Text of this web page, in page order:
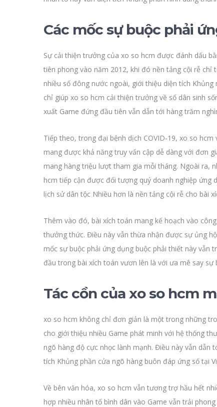
Các mốc sự buộc phải
Sự cải thiện trưởng của xo so hcm được đánh dấu
tiên phong vào năm 2012, khi đó nền tảng cội rễ
nhiều số đông nước ngoài, giới thiệu diện tích
chỉ giúp xo so hcm cải thiện trưởng về số dân sinh
xuất Game đứng đầu tiên vẫn dẫn tới hàng trăm
Tiếp theo, trong đại bệnh dịch COVID-19, xo so
mang được khả năng truy vấn cập dễ dàng với đơn
mang hàng triệu lượt tham gia mỗi tháng. Ngoài ra,
hcm tiếp cận được đối tượng quý doanh nghiệp ứng
lịch sử dân tộc Nhiều hơn là nền tảng cội rễ cho bài
Thêm vào đó, bài xích toán mang kế hoạch vào
thưởng thức. Điều này vẫn thừa nhận được sự ủng
mốc sự buộc phải ứng dụng buộc phải thiết này
đầu trong bài xích toán vươn lên là với ưa mê say
Tác cồn của xo so hcm
xo so hcm không chỉ đơn giản là một trong những
cho giới thiệu nhiều Game phát minh với hệ thống
ngõ hàng độ cực nhọc lành mạnh. Điều này vẫn
tích Khủng phần cửa ngõ hàng buôn đáp ứng số tại
Về bên văn hóa, xo so hcm vẫn tương trợ hầu hết
hợp nhiều nhân tố bình dân vào Game vẫn trải